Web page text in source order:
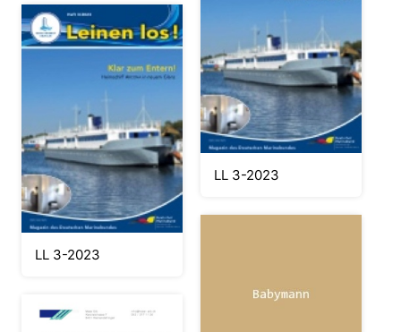
LL 3-2023
LL 3-2023